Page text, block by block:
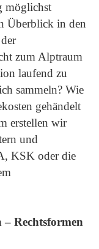
möglichst
Überblick in den
zum Alptraum
laufend zu
sammeln? Wie
gehändelt
erstellen wir
und
KSK oder die
Rechtsformen